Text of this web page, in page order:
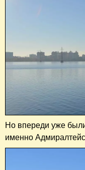
Но впереди уже
именно